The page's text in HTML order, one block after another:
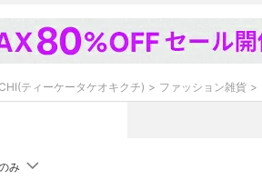
ティーケータケオキクチ) ファッション雑貨
み